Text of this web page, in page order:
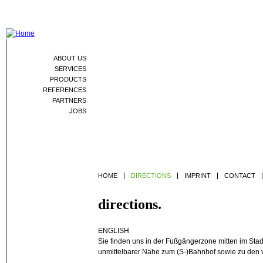
HOME DIRECTIONS IMPRINT CONTACT
directions.
ENGLISH
Sie finden uns in der Fußgängerzone mitten im
unmittelbarer Nähe zum (S-)Bahnhof sowie zu
ABOUT US
SERVICES
PRODUCTS
REFERENCES
PARTNERS
JOBS